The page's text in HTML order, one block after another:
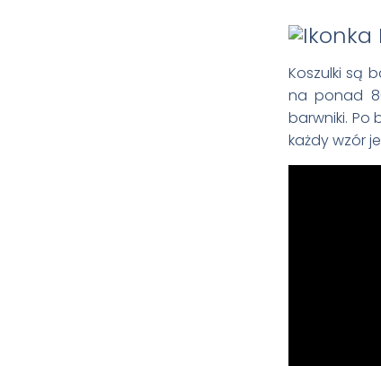
Koszulki są
na ponad
barwniki. Po
każdy wzór